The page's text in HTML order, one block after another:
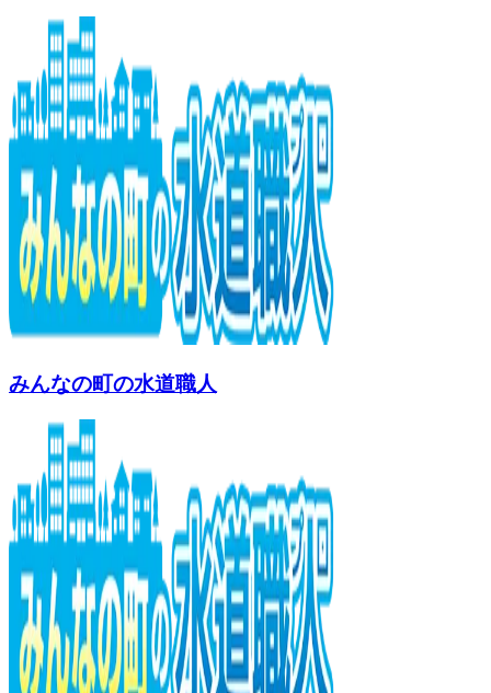
みんなの町の水道職人